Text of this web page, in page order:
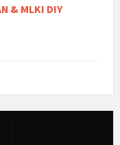
& MLKI DIY